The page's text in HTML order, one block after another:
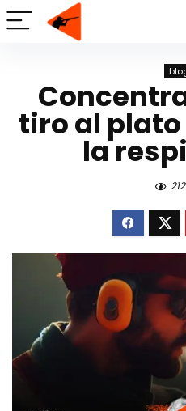
tiro al
la